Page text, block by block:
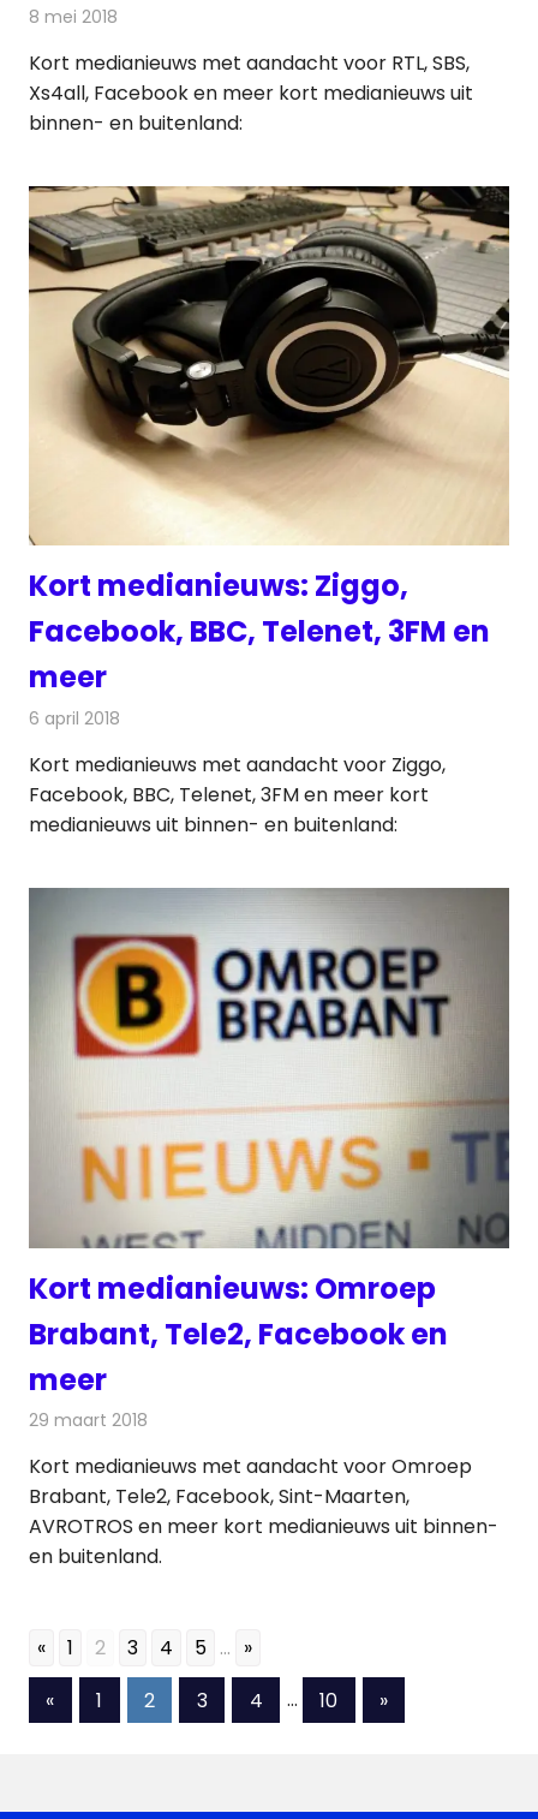
8 mei 2018
Kort medianieuws met aandacht voor RTL, SBS,
Xs4all, Facebook en meer kort medianieuws uit
binnen- en buitenland:
Kort medianieuws: Ziggo,
Facebook, BBC, Telenet, 3FM en
meer
6 april 2018
Kort medianieuws met aandacht voor Ziggo,
Facebook, BBC, Telenet, 3FM en meer kort
medianieuws uit binnen- en buitenland:
Kort medianieuws: Omroep
Brabant, Tele2, Facebook en
meer
29 maart 2018
Kort medianieuws met aandacht voor Omroep
Brabant, Tele2, Facebook, Sint-Maarten,
AVROTROS en meer kort medianieuws uit binnen-
en buitenland.
« 1 2 3 4 5 ... »
Berichten
«Vorige
berichten
1 2 3 4 … 10
Volgende
berichten
»